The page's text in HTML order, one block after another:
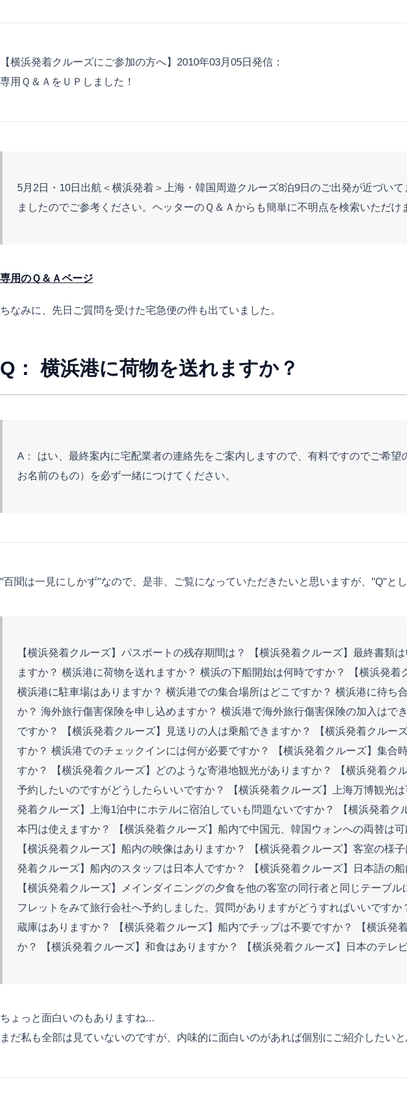
【横浜発着クルーズにご参加の方へ】2010年03月05日発信：
専用Ｑ＆ＡをＵＰしました！
5月2日・10日出航＜横浜発着＞上海・韓国周遊クルーズ8泊9日のご出発が近づい
ましたのでご参考ください。ヘッターのＱ＆Ａからも簡単に不明点を検索いただけ
専用のＱ＆Ａページ
ちなみに、先日ご質問を受けた宅急便の件も出ていました。
Q： 横浜港に荷物を送れますか？
A： はい、最終案内に宅配業者の連絡先をご案内しますので、有料ですのでご希
お名前のもの）を必ず一緒につけてください。
"百聞は一見にしかず"なので、是非、ご覧になっていただきたいと思いますが、"Q"と
【横浜発着クルーズ】パスポートの残存期間は？ 【横浜発着クルーズ】最終書
ますか？ 横浜港に荷物を送れますか？ 横浜の下船開始は何時ですか？ 【横浜発
横浜港に駐車場はありますか？ 横浜港での集合場所はどこですか？ 横浜港に待
か？ 海外旅行傷害保険を申し込めますか？ 横浜港で海外旅行傷害保険の加入は
ですか？ 【横浜発着クルーズ】見送りの人は乗船できますか？ 【横浜発着クル
すか？ 横浜港でのチェックインには何が必要ですか？ 【横浜発着クルーズ】集
すか？ 【横浜発着クルーズ】どのような寄港地観光がありますか？ 【横浜発着
予約したいのですがどうしたらいいですか？ 【横浜発着クルーズ】上海万博観光
発着クルーズ】上海1泊中にホテルに宿泊していも問題ないですか？ 【横浜発着
本円は使えますか？ 【横浜発着クルーズ】船内で中国元、韓国ウォンへの両替は
【横浜発着クルーズ】船内の映像はありますか？ 【横浜発着クルーズ】客室の
発着クルーズ】船内のスタッフは日本人ですか？ 【横浜発着クルーズ】日本語の
【横浜発着クルーズ】メインダイニングの夕食を他の客室の同行者と同じテーブ
フレットをみて旅行会社へ予約しました。質問がありますがどうすればいいです
蔵庫はありますか？ 【横浜発着クルーズ】船内でチップは不要ですか？ 【横浜
か？ 【横浜発着クルーズ】和食はありますか？ 【横浜発着クルーズ】日本のテ
ちょっと面白いのもありますね...
まだ私も全部は見ていないのですが、内味的に面白いのがあれば個別にご紹介したいと